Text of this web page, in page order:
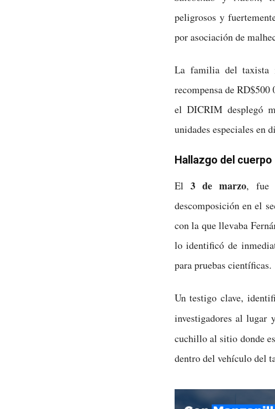
peligrosos y
por asociación de
La familia del taxista
recompensa de
el DICRIM desplegó
unidades especiales en
Hallazgo del cuerpo
El 3 de marzo, fue
descomposición en el
con la que llevaba
lo identificó de
para pruebas científicas.
Un testigo clave,
investigadores al lugar
cuchillo al sitio donde
dentro del vehículo del